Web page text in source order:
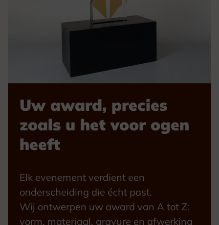
Uw award, precies
zoals u het voor ogen
heeft
Elk evenement verdient een
onderscheiding die écht past.
Wij ontwerpen uw award van A tot Z:
vorm, materiaal, gravure en afwerking